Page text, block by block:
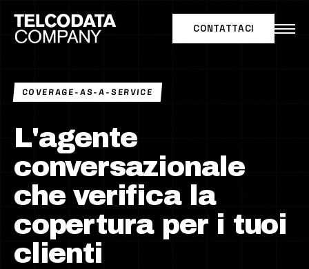
CONTATTACI
COVERAGE-AS-A-SERVICE
L'agente
conversazionale
che verifica la
copertura per i tuoi
clienti
CASI D'USO
NETWORK INTELLIGENCE
MARKET INTELLIGENCE
DATA PARTNERSHIP